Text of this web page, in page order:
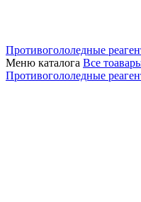
Противогололедные
Меню каталога Все
Противогололедные